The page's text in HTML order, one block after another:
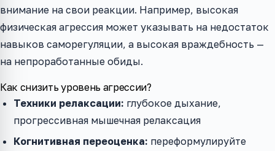
внимание на свои реакции. Например, высокая
физическая агрессия может указывать на недостаток
навыков саморегуляции, а высокая враждебность —
на непроработанные обиды.
Как снизить уровень агрессии?
Техники релаксации: глубокое дыхание,
прогрессивная мышечная релаксация
Когнитивная переоценка: переформулируйте